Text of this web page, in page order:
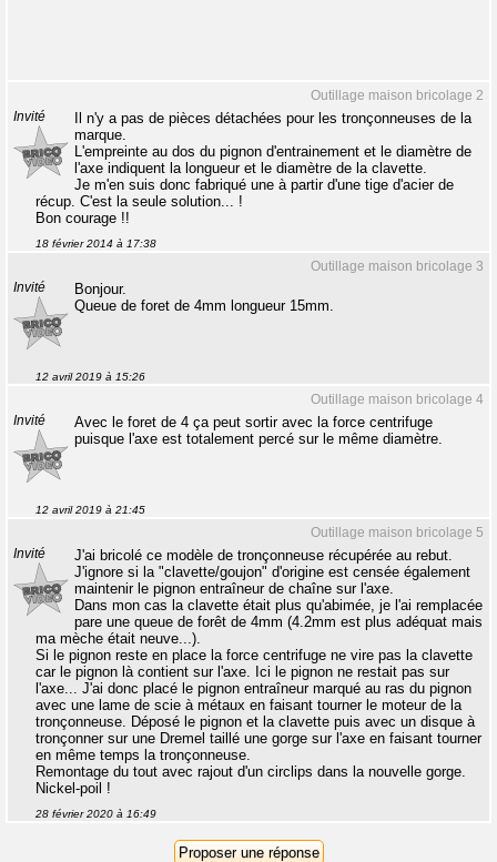
Outillage maison bricolage 2
Invité
Il n'y a pas de pièces détachées pour les tronçonneuses de la
marque.
L'empreinte au dos du pignon d'entrainement et le diamètre de
l'axe indiquent la longueur et le diamètre de la clavette.
Je m'en suis donc fabriqué une à partir d'une tige d'acier de
récup. C'est la seule solution... !
Bon courage !!
18 février 2014 à 17:38
Outillage maison bricolage 3
Invité
Bonjour.
Queue de foret de 4mm longueur 15mm.
12 avril 2019 à 15:26
Outillage maison bricolage 4
Invité
Avec le foret de 4 ça peut sortir avec la force centrifuge
puisque l'axe est totalement percé sur le même diamètre.
12 avril 2019 à 21:45
Outillage maison bricolage 5
Invité
J'ai bricolé ce modèle de tronçonneuse récupérée au rebut.
J'ignore si la "clavette/goujon" d'origine est censée également
maintenir le pignon entraîneur de chaîne sur l'axe.
Dans mon cas la clavette était plus qu'abimée, je l'ai remplacée
pare une queue de forêt de 4mm (4.2mm est plus adéquat mais
ma mèche était neuve...).
Si le pignon reste en place la force centrifuge ne vire pas la clavette
car le pignon là contient sur l'axe. Ici le pignon ne restait pas sur
l'axe... J'ai donc placé le pignon entraîneur marqué au ras du pignon
avec une lame de scie à métaux en faisant tourner le moteur de la
tronçonneuse. Déposé le pignon et la clavette puis avec un disque à
tronçonner sur une Dremel taillé une gorge sur l'axe en faisant tourner
en même temps la tronçonneuse.
Remontage du tout avec rajout d'un circlips dans la nouvelle gorge.
Nickel-poil !
28 février 2020 à 16:49